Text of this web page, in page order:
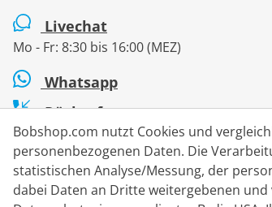
Livechat
Mo - Fr: 8:30 bis 16:00 (MEZ)
Whatsapp
Rückruf
Kontaktformular
Bobshop.com nutzt Cookies und
personenbezogenen Daten. Die
statistischen Analyse/Messung, der
dabei Daten an Dritte weitergebenen